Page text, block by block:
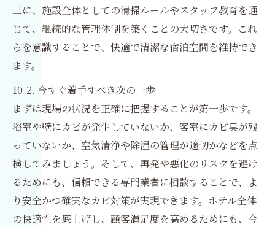
三に、施設全体としての清掃ルールやスタッフ教育を通
じて、継続的な管理体制を築くことの大切さです。これ
らを意識することで、快適で清潔な宿泊空間を維持でき
ます。
10-2. 今すぐ着手すべき次の一歩
まずは現場の状況を正確に把握することが第一歩です。
浴室や壁にカビが発生していないか、客室にカビ臭が残
っていないか、空気清浄や除湿の管理が適切かなどを点
検してみましょう。そして、再発や悪化のリスクを避け
るためにも、信頼できる専門業者に相談することで、よ
り安全かつ確実なカビ対策が実現できます。ホテル全体
の快適性を底上げし、顧客満足度を高めるためにも、今